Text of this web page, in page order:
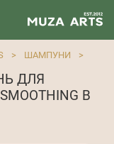
> ШАМПУНИ
>
ДЛЯ
В